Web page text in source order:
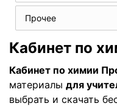
Прочее
Кабинет по
Кабинет по химии
материалы для
выбрать и скачать